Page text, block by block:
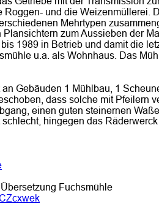
Roggen- und die Weizenmüllerei.
Mehrtypen
Plansichtern zum Aussieben der
1989 in Betrieb und damit die
u.a. als Wohnhaus. Das
Gebäuden 1 Mühlbau, 1
dass solche mit Pfeilern
einen guten steinernen
hingegen das
Fuchsmühle